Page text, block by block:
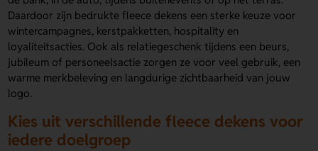
Daardoor zijn bedrukte fleece dekens een sterke keuze voor
wintercampagnes, kerstpakketten, hospitality en
loyaliteitsacties. Ook als relatiegeschenk tijdens een beurs,
jubileum of personeelsactie zorgen ze voor veel gebruik, een
warme merkbeleving en langdurige zichtbaarheid van jouw
logo.
Kies uit verschillende fleece dekens voor
iedere doelgroep